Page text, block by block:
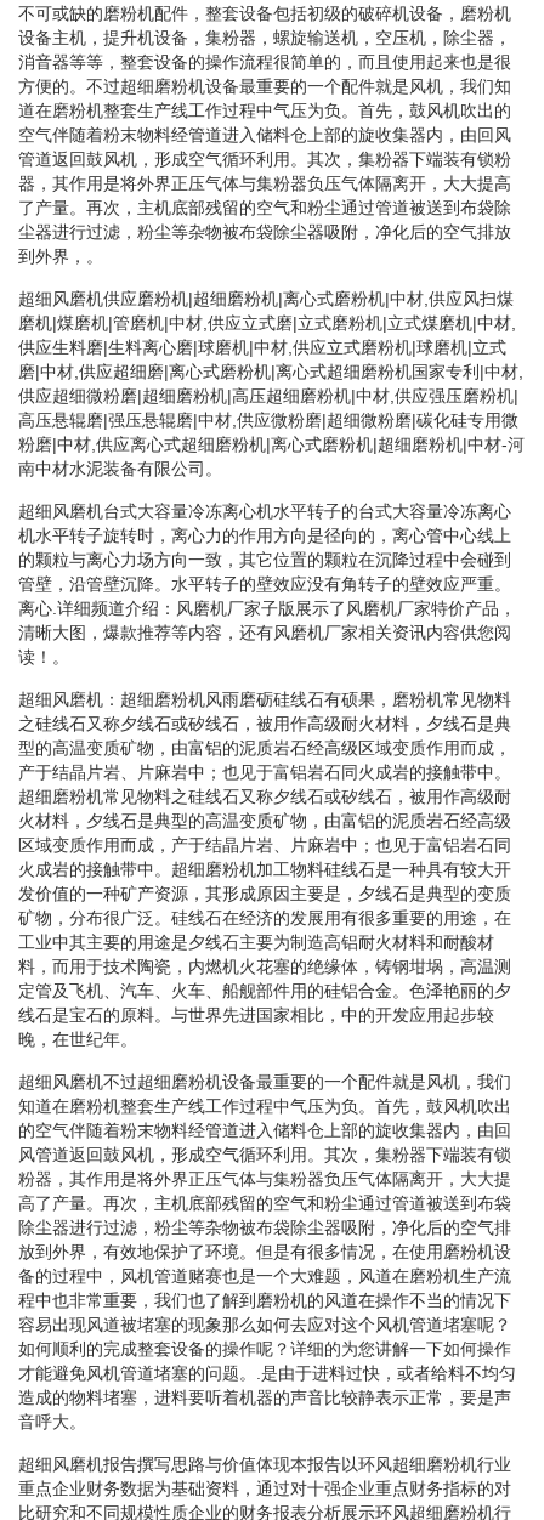
不可或缺的磨粉机配件，整套设备包括初级的破碎机设备，磨粉机
设备主机，提升机设备，集粉器，螺旋输送机，空压机，除尘器，
消音器等等，整套设备的操作流程很简单的，而且使用起来也是很
方便的。不过超细磨粉机设备最重要的一个配件就是风机，我们知
道在磨粉机整套生产线工作过程中气压为负。首先，鼓风机吹出的
空气伴随着粉末物料经管道进入储料仓上部的旋收集器内，由回风
管道返回鼓风机，形成空气循环利用。其次，集粉器下端装有锁粉
器，其作用是将外界正压气体与集粉器负压气体隔离开，大大提高
了产量。再次，主机底部残留的空气和粉尘通过管道被送到布袋除
尘器进行过滤，粉尘等杂物被布袋除尘器吸附，净化后的空气排放
到外界，。
超细风磨机供应磨粉机|超细磨粉机|离心式磨粉机|中材,供应风扫煤
磨机|煤磨机|管磨机|中材,供应立式磨|立式磨粉机|立式煤磨机|中材,
供应生料磨|生料离心磨|球磨机|中材,供应立式磨粉机|球磨机|立式
磨|中材,供应超细磨|离心式磨粉机|离心式超细磨粉机国家专利|中材,
供应超细微粉磨|超细磨粉机|高压超细磨粉机|中材,供应强压磨粉机|
高压悬辊磨|强压悬辊磨|中材,供应微粉磨|超细微粉磨|碳化硅专用微
粉磨|中材,供应离心式超细磨粉机|离心式磨粉机|超细磨粉机|中材-河
南中材水泥装备有限公司。
超细风磨机台式大容量冷冻离心机水平转子的台式大容量冷冻离心
机水平转子旋转时，离心力的作用方向是径向的，离心管中心线上
的颗粒与离心力场方向一致，其它位置的颗粒在沉降过程中会碰到
管壁，沿管壁沉降。水平转子的壁效应没有角转子的壁效应严重。
离心.详细频道介绍：风磨机厂家子版展示了风磨机厂家特价产品，
清晰大图，爆款推荐等内容，还有风磨机厂家相关资讯内容供您阅
读！。
超细风磨机：超细磨粉机风雨磨砺硅线石有硕果，磨粉机常见物料
之硅线石又称夕线石或矽线石，被用作高级耐火材料，夕线石是典
型的高温变质矿物，由富铝的泥质岩石经高级区域变质作用而成，
产于结晶片岩、片麻岩中；也见于富铝岩石同火成岩的接触带中。
超细磨粉机常见物料之硅线石又称夕线石或矽线石，被用作高级耐
火材料，夕线石是典型的高温变质矿物，由富铝的泥质岩石经高级
区域变质作用而成，产于结晶片岩、片麻岩中；也见于富铝岩石同
火成岩的接触带中。超细磨粉机加工物料硅线石是一种具有较大开
发价值的一种矿产资源，其形成原因主要是，夕线石是典型的变质
矿物，分布很广泛。硅线石在经济的发展用有很多重要的用途，在
工业中其主要的用途是夕线石主要为制造高铝耐火材料和耐酸材
料，而用于技术陶瓷，内燃机火花塞的绝缘体，铸钢坩埚，高温测
定管及飞机、汽车、火车、船舰部件用的硅铝合金。色泽艳丽的夕
线石是宝石的原料。与世界先进国家相比，中的开发应用起步较
晚，在世纪年。
超细风磨机不过超细磨粉机设备最重要的一个配件就是风机，我们
知道在磨粉机整套生产线工作过程中气压为负。首先，鼓风机吹出
的空气伴随着粉末物料经管道进入储料仓上部的旋收集器内，由回
风管道返回鼓风机，形成空气循环利用。其次，集粉器下端装有锁
粉器，其作用是将外界正压气体与集粉器负压气体隔离开，大大提
高了产量。再次，主机底部残留的空气和粉尘通过管道被送到布袋
除尘器进行过滤，粉尘等杂物被布袋除尘器吸附，净化后的空气排
放到外界，有效地保护了环境。但是有很多情况，在使用磨粉机设
备的过程中，风机管道赌赛也是一个大难题，风道在磨粉机生产流
程中也非常重要，我们也了解到磨粉机的风道在操作不当的情况下
容易出现风道被堵塞的现象那么如何去应对这个风机管道堵塞呢？
如何顺利的完成整套设备的操作呢？详细的为您讲解一下如何操作
才能避免风机管道堵塞的问题。.是由于进料过快，或者给料不均匀
造成的物料堵塞，进料要听着机器的声音比较静表示正常，要是声
音呼大。
超细风磨机报告撰写思路与价值体现本报告以环风超细磨粉机行业
重点企业财务数据为基础资料，通过对十强企业重点财务指标的对
比研究和不同规模性质企业的财务报表分析展示环风超细磨粉机行